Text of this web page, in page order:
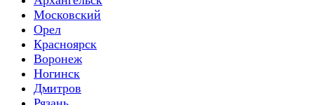
Московский
Орел
Красноярск
Воронеж
Ногинск
Дмитров